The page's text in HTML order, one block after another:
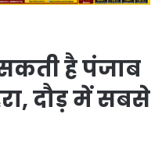
है पंजाब
दौड़ में सबसे